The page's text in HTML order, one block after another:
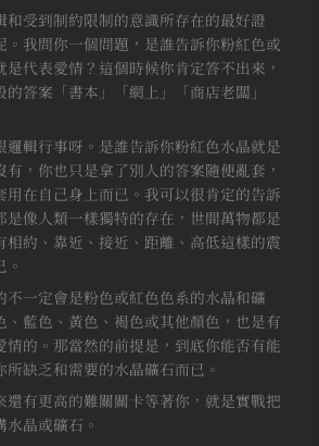
和受到制約限制的意識所存在的最好證
。我問你一個問題，是誰告訴你粉紅色或
代表愛情？這個時候你肯定答不出來，
答案「書本」「網上」「商店老闆」
邏輯行事呀。是誰告訴你粉紅色水晶就是
，你也只是拿了別人的答案隨便亂套，
用在自己身上而已。我可以很肯定的告訴
是像人類一樣獨特的存在，世間萬物都是
相約、靠近、接近、距離、高低這樣的震
不一定會是粉色或紅色色系的水晶和礦
、藍色、黃色、褐色或其他顏色，也是有
情的。那當然的前提是，到底你能否有能
缺乏和需要的水晶礦石而已。⠀
還有更高的難關關卡等著你，就是實戰把
晶或礦石。